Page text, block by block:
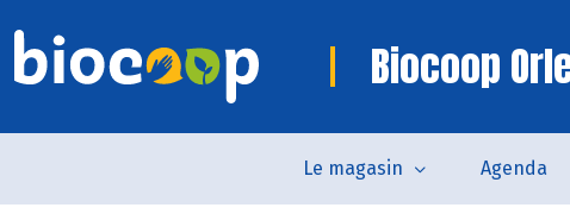
Biocoop
Le magasin Agenda